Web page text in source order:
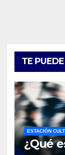
TE
ESTACIÓN
¿Qué